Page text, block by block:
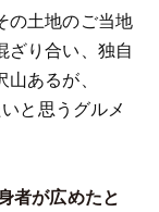
の土地のご当地
ざり合い、独自
あるが、
と思うグルメ
者が広めたと